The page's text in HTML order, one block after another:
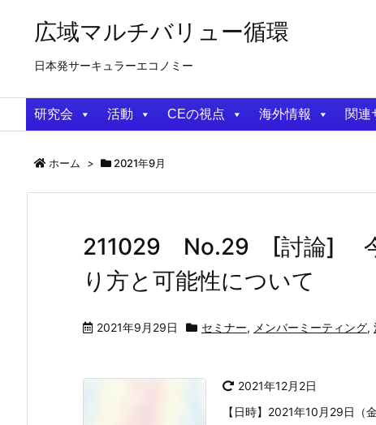
広域マルチバリュー循環
日本発サーキュラーエコノミー
研究会 活動 CEの視点 海外情報 関連
ホーム > 2021年9月
211029 No.29 [討論] 今
り方と可能性について
2021年9月29日 セミナー, メンバーミーティング,
2021年12月2日
【日時】2021年10月29日（